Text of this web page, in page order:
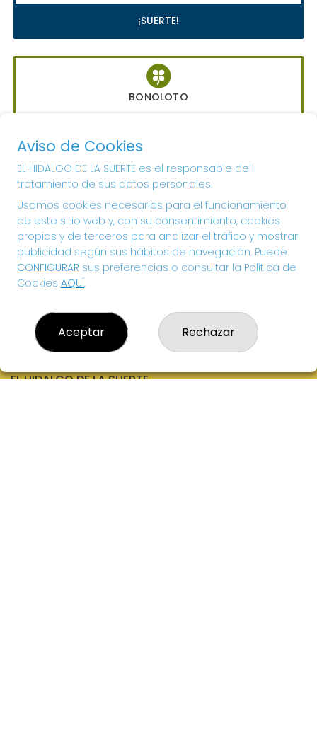
¡SUERTE!
BONOLOTO
PRÓXIMO BOTE MILLONARIO:
700.000€
¡SUERTE!
EL HIDALGO DE LA SUERTE
Aviso de Cookies
EL HIDALGO DE LA SUERTE es el responsable del
tratamiento de sus datos personales.
Usamos cookies necesarias para el funcionamiento
de este sitio web y, con su consentimiento, cookies
propias y de terceros para analizar el tráfico y mostrar
publicidad según sus hábitos de navegación. Puede
CONFIGURAR sus preferencias o consultar la Política de
Cookies AQUÍ.
Aceptar Rechazar